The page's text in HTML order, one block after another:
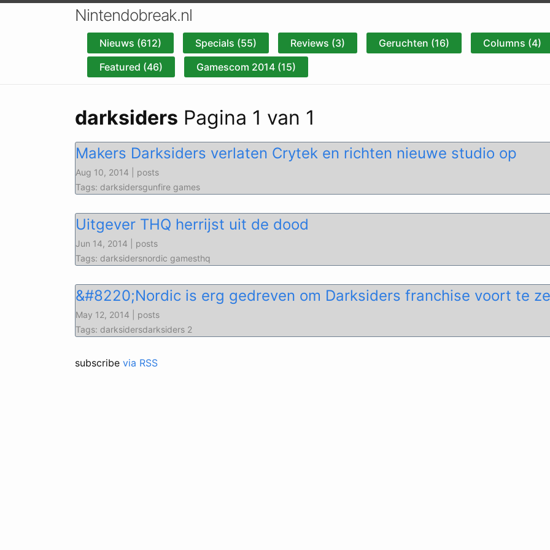
Nintendobreak.nl
Nieuws (612) Specials (55) Reviews (3) Geruchten (16) Columns (4)
Featured (46)
Gamescom 2014 (15)
darksiders Pagina 1 van 1
Makers Darksiders verlaten Crytek en richten nieuwe studio op
Aug 10, 2014 | posts
Tags: darksidersgunfire games
Uitgever THQ herrijst uit de dood
Jun 14, 2014 | posts
Tags: darksidersnordic gamesthq
&#8220;Nordic is erg gedreven om Darksiders franchise voort te
May 12, 2014 | posts
Tags: darksidersdarksiders 2
subscribe via RSS